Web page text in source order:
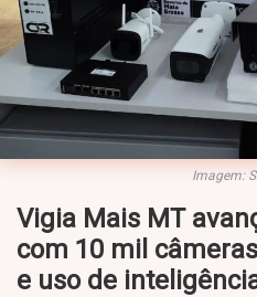
Imagem:
Vigia Mais MT
com 10 mil
e uso de